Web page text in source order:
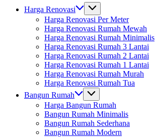
Rumah
Bangun
Rumah
Harga Renovasi
Harga Renovasi Per Meter
Harga Renovasi Rumah Mewah
Harga Renovasi Rumah Minimalis
Harga Renovasi Rumah 3 Lantai
Harga Renovasi Rumah 2 Lantai
Harga Renovasi Rumah 1 Lantai
Harga Renovasi Rumah Murah
Harga Renovasi Rumah Tua
Bangun Rumah
Harga Bangun Rumah
Bangun Rumah Minimalis
Bangun Rumah Sederhana
Bangun Rumah Modern